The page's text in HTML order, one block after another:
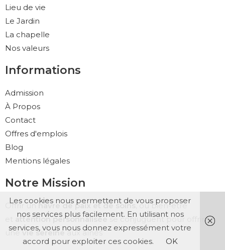
Lieu de vie
Le Jardin
La chapelle
Nos valeurs
Informations
Admission
À Propos
Contact
Offres d'emplois
Blog
Mentions légales
Notre Mission
Offrir unhavre de paix et de soins , où bien-être
attention personnalisée se conjuguent pour offrir
une vie sereine aux aînés
Les cookies nous permettent de vous proposer
nos services plus facilement. En utilisant nos
services, vous nous donnez expressément votre
accord pour exploiter ces cookies.
OK